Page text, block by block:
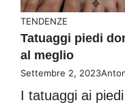
TENDENZE
Tatuaggi piedi
al meglio
Settembre 2, 2023
I tatuaggi ai